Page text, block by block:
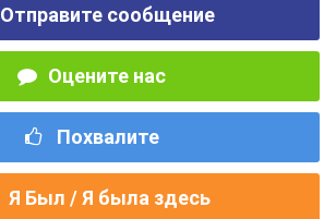
Отправите сообщение
Оцените нас
Похвалите
Я Был / Я была здесь